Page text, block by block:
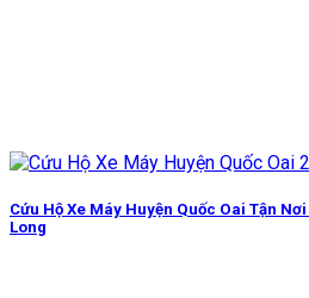
Cứu Hộ Xe Máy Huyện Quốc Oai Tận
Long